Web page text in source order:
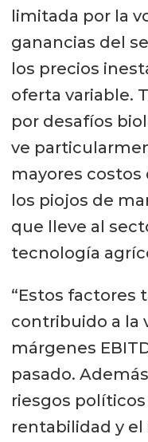
limitada por la
ganancias del
los precios
oferta variable.
por desafíos
ve
mayores
los piojos de
que lleve al
tecnología
“Estos factores
contribuido a la
márgenes
pasado.
riesgos
rentabilidad y